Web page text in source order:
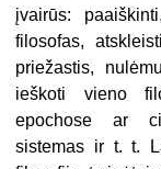
įvairūs:
filosofas,
priežastis,
ieškoti vieno
epochose ar
sistemas ir t. t.